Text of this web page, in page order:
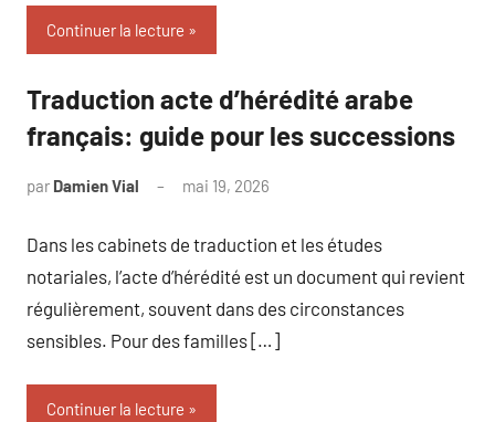
Continuer la lecture
Traduction acte d’hérédité arabe
français: guide pour les successions
par Damien Vial mai 19, 2026
Dans les cabinets de traduction et les études
notariales, l’acte d’hérédité est un document qui revient
régulièrement, souvent dans des circonstances
sensibles. Pour des familles […]
Continuer la lecture